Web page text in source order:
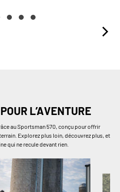
L’AVENTURE
au Sportsman 570, conçu pour offrir
Explorez plus loin, découvrez plus, et
qui ne recule devant rien.